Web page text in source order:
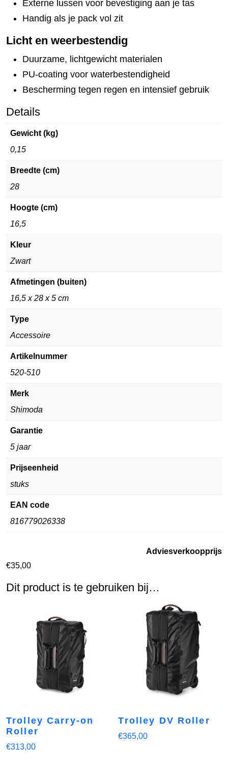
Externe lussen voor bevestiging aan je tas
Handig als je pack vol zit
Licht en weerbestendig
Duurzame, lichtgewicht materialen
PU-coating voor waterbestendigheid
Bescherming tegen regen en intensief gebruik
Details
Gewicht (kg)
0,15
Breedte (cm)
28
Hoogte (cm)
16,5
Kleur
Zwart
Afmetingen (buiten)
16,5 x 28 x 5 cm
Type
Accessoire
Artikelnummer
520-510
Merk
Shimoda
Garantie
5 jaar
Prijseenheid
stuks
EAN code
816779026338
Adviesverkoopprijs
€35,00
Dit product is te gebruiken bij…
Trolley Carry-on
Roller
€313,00
Trolley DV Roller
€365,00